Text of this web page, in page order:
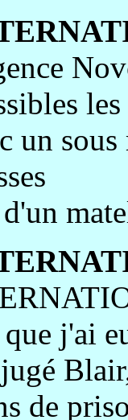
un
j'ai
de